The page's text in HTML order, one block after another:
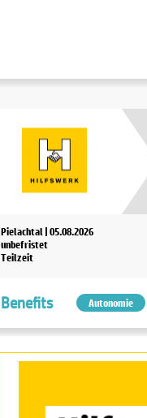
Pielachtal | 05.08.2026
unbefristet
Teilzeit
Benefits Autonomie